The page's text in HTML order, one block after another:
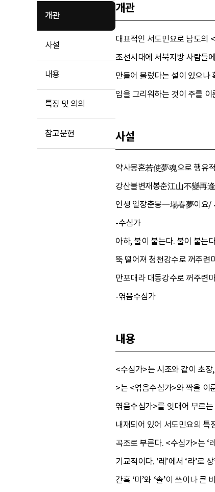
개관
사설
내용
특징 및 의의
참고문헌
개관
대표적인 서도민요로 남도의 <
조선시대에 서북지방 사람들
만들어 불렀다는 설이 있으나
임을 그리워하는 것이 주를
사설
약사몽혼若使夢魂으로 행유
강산불변재봉춘江山不變再
인생 일장춘몽一場春夢이요/
-수심가
아하, 불이 붙는다. 불이 붙는
뚝 떨어져 청천강수로 꺼주련
만포대라 대동강수로 꺼주련
-엮음수심가
내용
<수심가>는 시조와 같이 초
>는 <엮음수심가>와 짝을 이
엮음수심가>를 잇대어 부르
내재되어 있어 서도민요의 특
곡조로 부른다. <수심가>는 ‘
기교적이다. ‘레’에서 ‘라’로
간혹 ‘미’와 ‘솔’이 쓰이나